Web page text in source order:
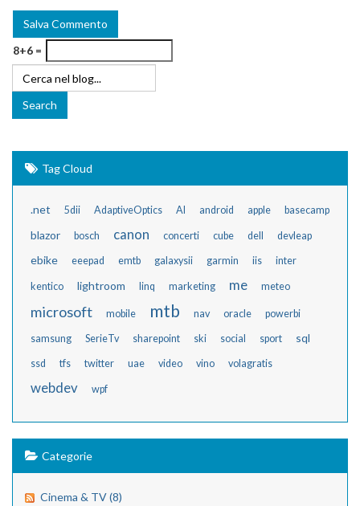
8+6 =
Tag Cloud
.net 5dii AdaptiveOptics AI android apple basecamp
blazor bosch canon concerti cube dell devleap
ebike eeepad emtb galaxysii garmin iis inter
kentico lightroom linq marketing me meteo
microsoft mobile mtb nav oracle powerbi
samsung SerieTv sharepoint ski social sport sql
ssd tfs twitter uae video vino volagratis
webdev wpf
Categorie
Cinema & TV (8)